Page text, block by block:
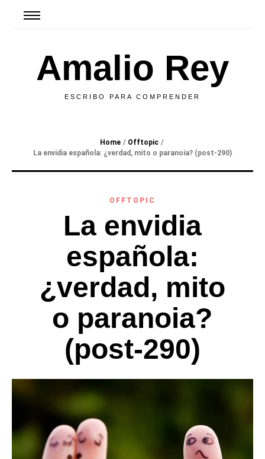
Amalio Rey
ESCRIBO PARA COMPRENDER
Home / Offtopic /
La envidia española: ¿verdad, mito o paranoia? (post-290)
OFFTOPIC
La envidia
española:
¿verdad, mito
o paranoia?
(post-290)